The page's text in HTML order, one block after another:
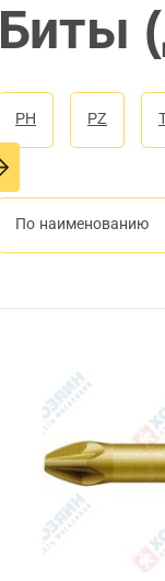
Биты
PH PZ
По наименованию